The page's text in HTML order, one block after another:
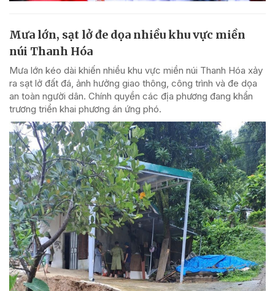
Mưa lớn, sạt lở đe dọa nhiều khu vực miền
núi Thanh Hóa
Mưa lớn kéo dài khiến nhiều khu vực miền núi Thanh Hóa xảy
ra sạt lở đất đá, ảnh hưởng giao thông, công trình và đe dọa
an toàn người dân. Chính quyền các địa phương đang khẩn
trương triển khai phương án ứng phó.